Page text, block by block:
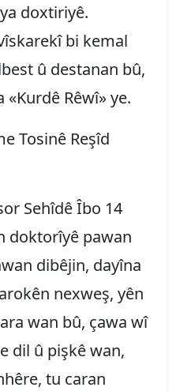
doxtiriyê.
bi kemal
û destanan bû,
Rêwî» ye.
Tosinê Reşîd
Sehîdê Îbo 14
doktorîyê pawan
dibêjin, dayîna
nexweş, yên
wan bû, çawa wî
dil û pişkê wan,
tu caran